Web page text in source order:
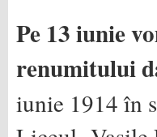
Pe 13 iunie
renumitului
iunie 1914 în